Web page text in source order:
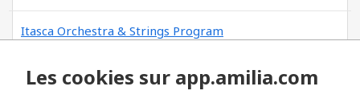
Itasca Orchestra & Strings Program
Les cookies sur app.amilia.com